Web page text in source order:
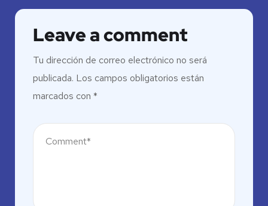
Leave a comment
Tu dirección de correo electrónico no será
publicada. Los campos obligatorios están
marcados con *